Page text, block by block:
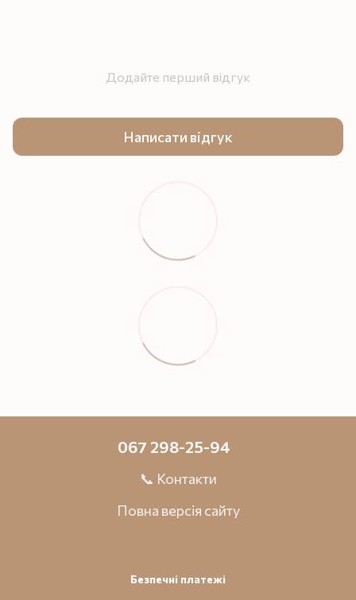
Додайте перший відгук
Написати відгук
067 298-25-94
📞 Контакти
Повна версія сайту
Безпечні платежі